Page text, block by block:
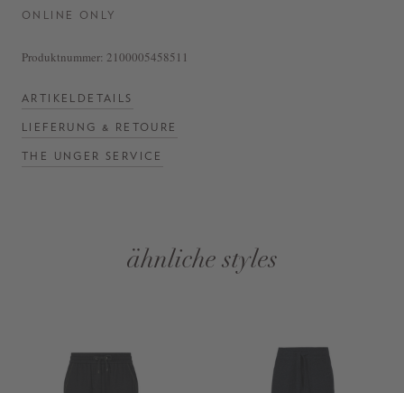
ONLINE ONLY
Produktnummer: 2100005458511
ARTIKELDETAILS
LIEFERUNG & RETOURE
THE UNGER SERVICE
ähnliche styles